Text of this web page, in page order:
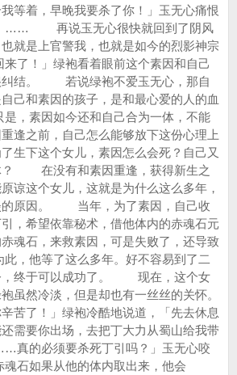
着，早晚我要杀了你！」玉无心痛恨
再说玉无心很快就回到了阴风
就是上官警我，也就是如今的烈影神宗
！」绿袍看着眼前这个素因和自己
纠结。 若说绿袍不爱玉无心，那自
己和素因的孩子，是和最心爱的人的血
素因如今还和自己合为一体，不能
逢之前，自己怎么能够放下这份心理上
生下这个女儿，素因怎么会死？自己又
？ 在没有和素因重逢，获得新生之
谅这个女儿，这就是为什么这么多年，
的原因。 当年，为了素因，自己收
，希望依靠秘术，借他体内的赤魂石元
魂石，来救素因，可是失败了，还导致
他等了这么多年。好不容易到了二
，终于可以成功了。 现在，这个女
虽然冷淡，但是却也有一丝丝的关怀。
了！」绿袍冷酷地说道，「先去休息
需要你出场，去把丁大力从蜀山给我带
的必须要杀死丁引吗？」玉无心咬
如果从他的体内取出来，他会